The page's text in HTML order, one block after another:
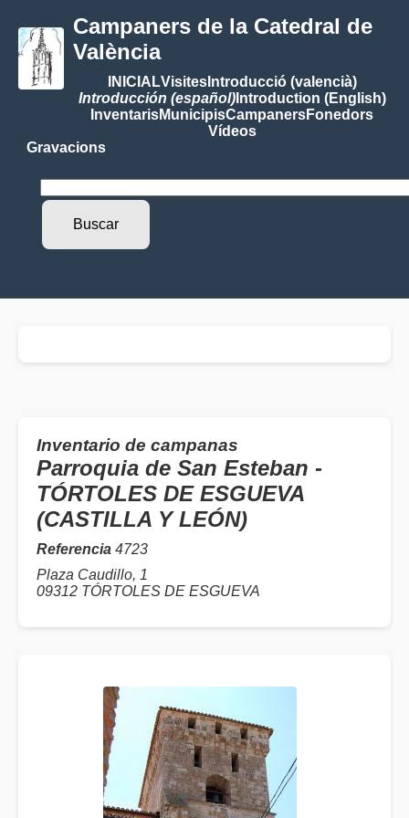
Campaners de la Catedral de
València
INICIALVisitesIntroducció (valencià)
Introducción (español)Introduction (English)
InventarisMunicipisCampanersFonedors
Vídeos
Gravacions
Inventario de campanas
Parroquia de San Esteban -
TÓRTOLES DE ESGUEVA
(CASTILLA Y LEÓN)
Referencia 4723
Plaza Caudillo, 1
09312 TÓRTOLES DE ESGUEVA